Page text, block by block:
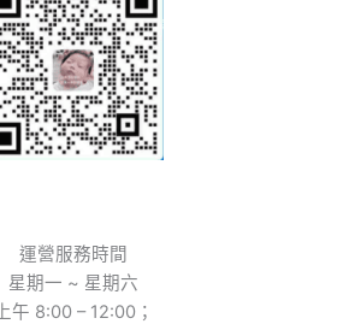
運營服務時間
星期一 ~ 星期六
上午 8:00 – 12:00；